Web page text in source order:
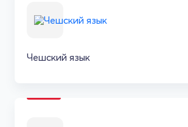
Чешский язык